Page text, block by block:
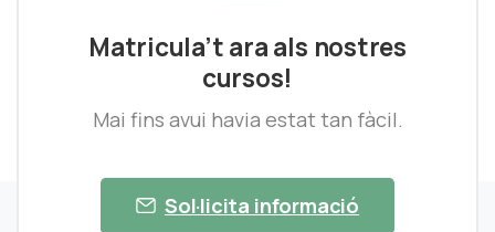
Matricula’t ara als nostres
cursos!
Mai fins avui havia estat tan fàcil.
Sol·licita informació